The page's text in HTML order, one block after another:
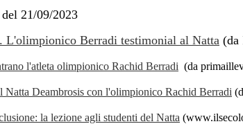
del 21/09/2023
L'olimpionico Berradi testimonial al Natta (da
l'atleta olimpionico Rachid Berradi (da
Natta Deambrosis con l'olimpionico Rachid Berradi
la lezione agli studenti del Natta